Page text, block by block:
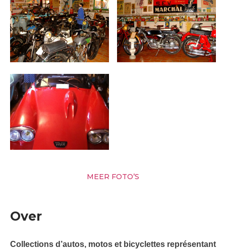
MEER FOTO’S
Over
Collections d’autos, motos et bicyclettes représentant